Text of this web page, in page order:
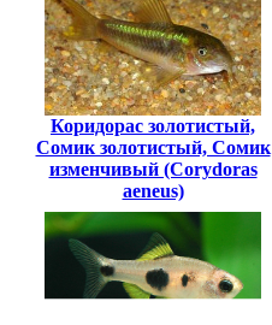
Коридорас золотистый,
Сомик золотистый, Сомик
изменчивый (Corydoras
aeneus)